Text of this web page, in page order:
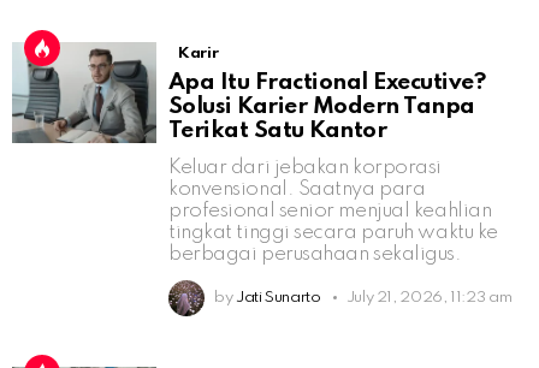
Karir
Apa Itu Fractional Executive?
Solusi Karier Modern Tanpa
Terikat Satu Kantor
Keluar dari jebakan korporasi
konvensional. Saatnya para
profesional senior menjual keahlian
tingkat tinggi secara paruh waktu ke
berbagai perusahaan sekaligus.
by Jati Sunarto July 21, 2026, 11:23 am